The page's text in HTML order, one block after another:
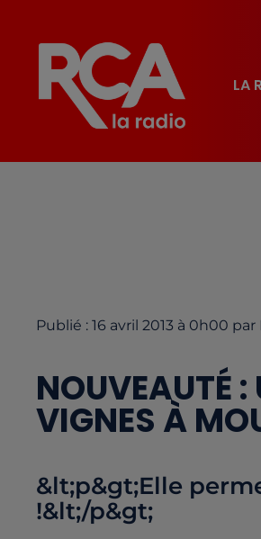
LA
Publié : 16 avril 2013 à 0h00
NOUVEAUTÉ :
VIGNES À
&lt;p&gt;Elle
!&lt;/p&gt;